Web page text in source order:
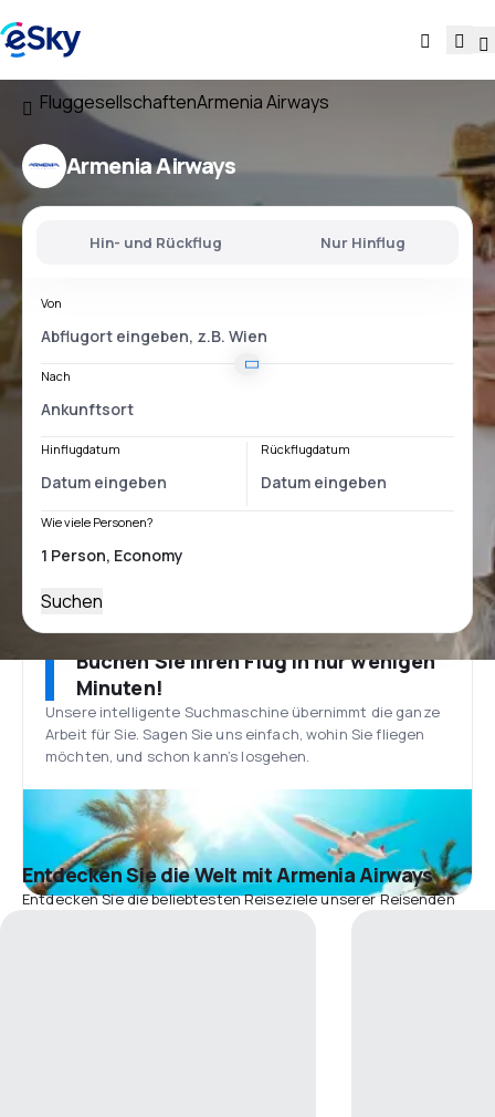
FluggesellschaftenArmenia Airways
Armenia Airways
Hin- und Rückflug Nur Hinflug
Von
Nach
Hinflugdatum Rückflugdatum
Wie viele Personen?
Suchen
Buchen Sie Ihren Flug in nur wenigen
Minuten!
Unsere intelligente Suchmaschine übernimmt die ganze
Arbeit für Sie. Sagen Sie uns einfach, wohin Sie fliegen
möchten, und schon kann’s losgehen.
Entdecken Sie die Welt mit Armenia Airways
Entdecken Sie die beliebtesten Reiseziele unserer Reisenden